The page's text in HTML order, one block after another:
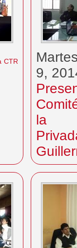
CTR
9,
la